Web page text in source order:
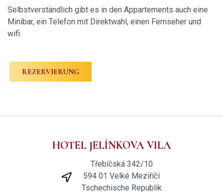
Selbstverständlich gibt es in den Appartements auch eine
Minibar, ein Telefon mit Direktwahl, einen Fernseher und
wifi.
REZERVIERUNG
HOTEL JELÍNKOVA VILA
Třebíčská 342/10
594 01 Velké Meziříčí
Tschechische Republik